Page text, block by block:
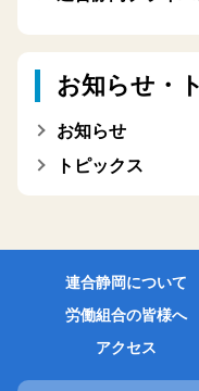
お知らせ・
お知らせ
トピックス
連合静岡について
労働組合の皆様へ
アクセス